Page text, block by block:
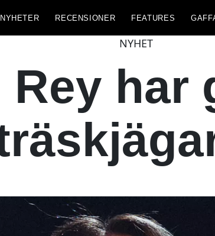
NYHETER RECENSIONER FEATURES
NYHET
Rey har